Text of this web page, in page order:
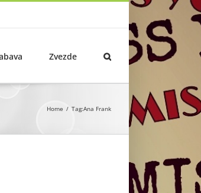
Zvezde
Home Tag:Ana Frank